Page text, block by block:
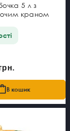
5 л з
краном
В кошик